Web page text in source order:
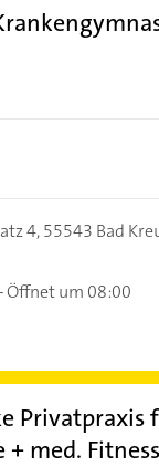
4,55543 Bad
Öffnet um 08:00
Privatpraxis
med. Fitness